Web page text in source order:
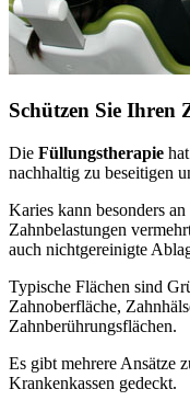
Schützen Sie Ihren
Die Füllungstherapie
nachhaltig zu beseitigen
Karies kann besonders
Zahnbelastungen
auch nichtgereinigte
Typische Flächen sind
Zahnoberfläche,
Zahnberührungsflächen.
Es gibt mehrere Ansätze
Krankenkassen gedeckt.